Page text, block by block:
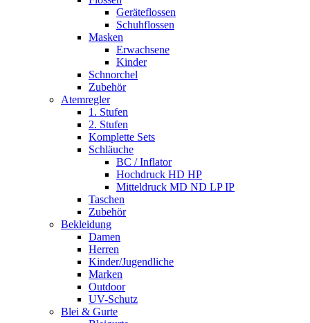
Geräteflossen
Schuhflossen
Masken
Erwachsene
Kinder
Schnorchel
Zubehör
Atemregler
1. Stufen
2. Stufen
Komplette Sets
Schläuche
BC / Inflator
Hochdruck HD HP
Mitteldruck MD ND LP IP
Taschen
Zubehör
Bekleidung
Damen
Herren
Kinder/Jugendliche
Marken
Outdoor
UV-Schutz
Blei & Gurte